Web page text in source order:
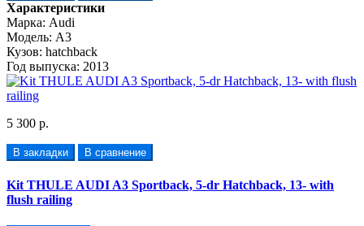
Характеристики
Марка: Audi
Модель: A3
Кузов: hatchback
Год выпуска: 2013
5 300 р.
В закладки В сравнение
Kit THULE AUDI A3 Sportback, 5-dr Hatchback, 13- with
flush railing